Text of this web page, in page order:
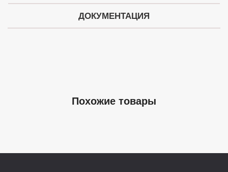
ДОКУМЕНТАЦИЯ
Похожие товары